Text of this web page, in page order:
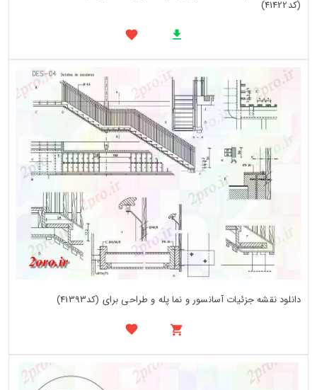
(کد41422)
دانلود نقشه جزئیات آسانسور و نما پله و طراحی برای (کد41393)